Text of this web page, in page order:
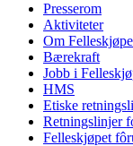
Presserom
Aktiviteter
Om
Bærekraft
Jobb i
HMS
Etiske
Retningslinjer
Felleskjøpet